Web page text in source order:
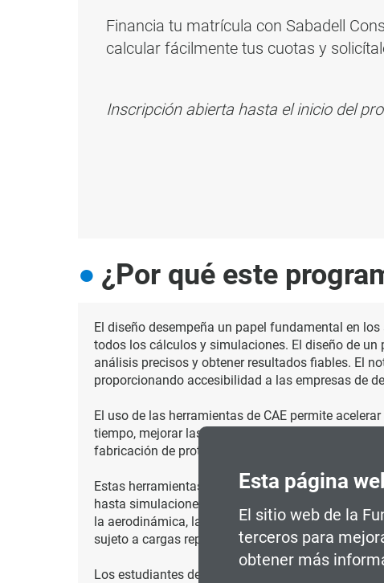
Esta página
El sitio web de la
terceros para
obtener más
Financia tu matrícula con Sabadell
calcular fácilmente tus cuotas y
Inscripción abierta hasta el inicio del
¿Por qué este
El diseño desempeña un papel fundamental en
todos los cálculos y simulaciones. El diseño de
análisis precisos y obtener resultados fiables. El
proporcionando accesibilidad a las empresas de
El uso de las herramientas de CAE permite
tiempo, mejorar las características del producto a
fabricación de prototipos y producto final, sino
Estas herramientas abarcan una amplia gama de
hasta simulaciones termomecánicas para
la aerodinámica, la transferencia del calor o el
sujeto a cargas repetitivas.
Los estudiantes del